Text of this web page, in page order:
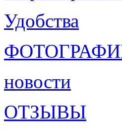
Удобства
новости
ОТЗЫВЫ